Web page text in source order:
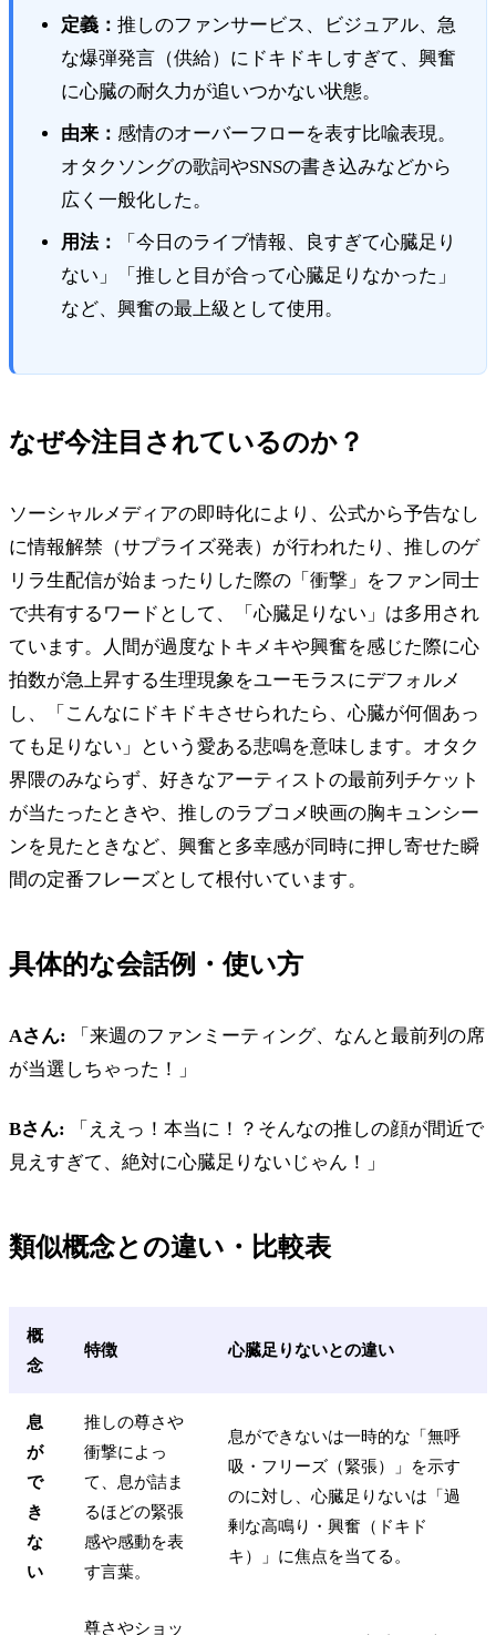
定義：推しのファンサービス、ビジュアル、急
な爆弾発言（供給）にドキドキしすぎて、興奮
に心臓の耐久力が追いつかない状態。
由来：感情のオーバーフローを表す比喩表現。
オタクソングの歌詞やSNSの書き込みなどから
広く一般化した。
用法：
「今日のライブ情報、良すぎて心臓足り
ない」「推しと目が合って心臓足りなかった」
など、興奮の最上級として使用。
なぜ今注目されているのか？
ソーシャルメディアの即時化により、公式から予告なし
に情報解禁（サプライズ発表）が行われたり、推しのゲ
リラ生配信が始まったりした際の「衝撃」をファン同士
で共有するワードとして、「心臓足りない」は多用され
ています。人間が過度なトキメキや興奮を感じた際に心
拍数が急上昇する生理現象をユーモラスにデフォルメ
し、「こんなにドキドキさせられたら、心臓が何個あっ
ても足りない」という愛ある悲鳴を意味します。オタク
界隈のみならず、好きなアーティストの最前列チケット
が当たったときや、推しのラブコメ映画の胸キュンシー
ンを見たときなど、興奮と多幸感が同時に押し寄せた瞬
間の定番フレーズとして根付いています。
具体的な会話例・使い方
Aさん: 「来週のファンミーティング、なんと最前列の席
が当選しちゃった！」
Bさん: 「ええっ！本当に！？そんなの推しの顔が間近で
見えすぎて、絶対に心臓足りないじゃん！」
類似概念との違い・比較表
概
念
特徴 心臓足りないとの違い
息
が
で
き
な
い
推しの尊さや
衝撃によっ
て、息が詰ま
るほどの緊張
感や感動を表
す言葉。
息ができないは一時的な「無呼
吸・フリーズ（緊張）」を示す
のに対し、心臓足りないは「過
剰な高鳴り・興奮（ドキド
キ）」に焦点を当てる。
尊さやショッ